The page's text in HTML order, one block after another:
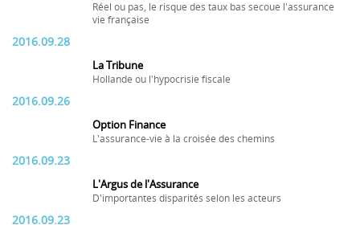
Réel ou pas, le risque des taux bas secoue l'assurance
vie française
2016.09.28
La Tribune
Hollande ou l'hypocrisie fiscale
2016.09.26
Option Finance
L'assurance-vie à la croisée des chemins
2016.09.23
L'Argus de l'Assurance
D'importantes disparités selon les acteurs
2016.09.23